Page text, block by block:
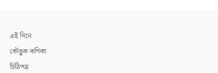
এই দিনে
কৌতুক কণিকা
চিঠিপত্র